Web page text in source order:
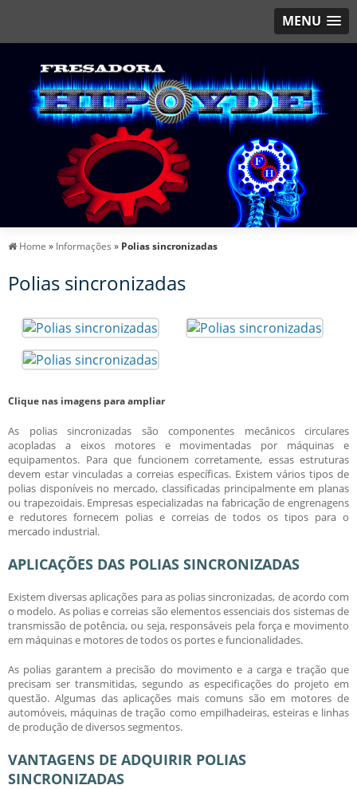
MENU
Home » Informações » Polias sincronizadas
Polias sincronizadas
Clique nas imagens para ampliar
As polias sincronizadas são componentes mecânicos circulares
acopladas a eixos motores e movimentadas por máquinas e
equipamentos. Para que funcionem corretamente, essas estruturas
devem estar vinculadas a correias específicas. Existem vários tipos de
polias disponíveis no mercado, classificadas principalmente em planas
ou trapezoidais. Empresas especializadas na fabricação de engrenagens
e redutores fornecem polias e correias de todos os tipos para o
mercado industrial.
APLICAÇÕES DAS POLIAS SINCRONIZADAS
Existem diversas aplicações para as polias sincronizadas, de acordo com
o modelo. As polias e correias são elementos essenciais dos sistemas de
transmissão de potência, ou seja, responsáveis pela força e movimento
em máquinas e motores de todos os portes e funcionalidades.
As polias garantem a precisão do movimento e a carga e tração que
precisam ser transmitidas, segundo as especificações do projeto em
questão. Algumas das aplicações mais comuns são em motores de
automóveis, máquinas de tração como empilhadeiras, esteiras e linhas
de produção de diversos segmentos.
VANTAGENS DE ADQUIRIR POLIAS
SINCRONIZADAS